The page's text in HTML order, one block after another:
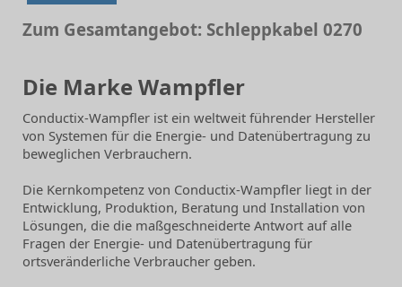
Zum Gesamtangebot: Schleppkabel 0270
Die Marke Wampfler
Conductix-Wampfler ist ein weltweit führender Hersteller
von Systemen für die Energie- und Datenübertragung zu
beweglichen Verbrauchern.
Die Kernkompetenz von Conductix-Wampfler liegt in der
Entwicklung, Produktion, Beratung und Installation von
Lösungen, die die maßgeschneiderte Antwort auf alle
Fragen der Energie- und Datenübertragung für
ortsveränderliche Verbraucher geben.